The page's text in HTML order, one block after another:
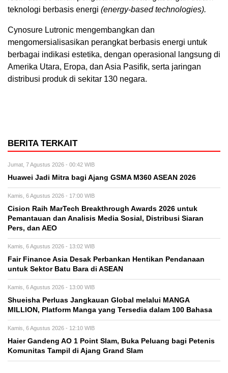
teknologi berbasis energi (energy-based technologies).
Cynosure Lutronic mengembangkan dan
mengomersialisasikan perangkat berbasis energi untuk
berbagai indikasi estetika, dengan operasional langsung di
Amerika Utara, Eropa, dan Asia Pasifik, serta jaringan
distribusi produk di sekitar 130 negara.
BERITA TERKAIT
Jumat, 7 Agustus 2026 - 00:42 WIB
Huawei Jadi Mitra bagi Ajang GSMA M360 ASEAN 2026
Kamis, 6 Agustus 2026 - 17:00 WIB
Cision Raih MarTech Breakthrough Awards 2026 untuk
Pemantauan dan Analisis Media Sosial, Distribusi Siaran
Pers, dan AEO
Kamis, 6 Agustus 2026 - 13:02 WIB
Fair Finance Asia Desak Perbankan Hentikan Pendanaan
untuk Sektor Batu Bara di ASEAN
Kamis, 6 Agustus 2026 - 13:00 WIB
Shueisha Perluas Jangkauan Global melalui MANGA
MILLION, Platform Manga yang Tersedia dalam 100 Bahasa
Kamis, 6 Agustus 2026 - 12:10 WIB
Haier Gandeng AO 1 Point Slam, Buka Peluang bagi Petenis
Komunitas Tampil di Ajang Grand Slam